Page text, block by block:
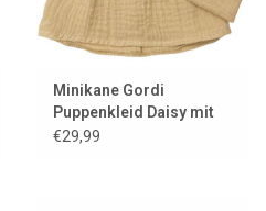
Minikane Gordi
Puppenkleid Daisy mit
Haarband / Latte
€29,99